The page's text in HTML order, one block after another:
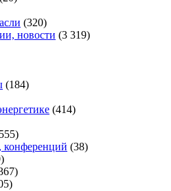
(320)
новости (3 319)
(184)
(414)
конференций (38)